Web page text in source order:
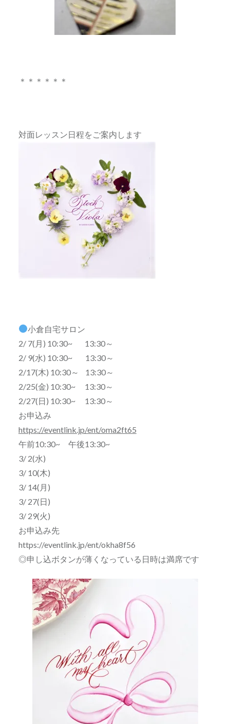
＊＊＊＊＊＊
対面レッスン日程をご案内します
小倉自宅サロン
2/ 7(月) 10:30~ 13:30～
2/ 9(水) 10:30~ 13:30～
2/17(木) 10:30～ 13:30～
2/25(金) 10:30~ 13:30～
2/27(日) 10:30~ 13:30～
お申込み
https://eventlink.jp/ent/oma2ft65
午前10:30~ 午後13:30~
3/ 2(水)
3/ 10(木)
3/ 14(月)
3/ 27(日)
3/ 29(火)
お申込み先
https://eventlink.jp/ent/okha8f56
◎申し込ボタンが薄くなっている日時は満席です